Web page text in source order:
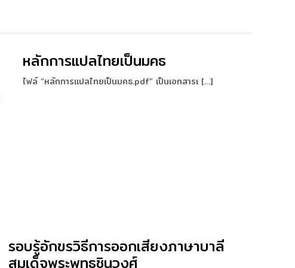
หลักการแปลไทยเป็นมคธ
ไฟล์ “หลักการแปลไทยเป็นมคธ.pdf” เป็นเอกสารเ […]
รอบรู้อักขรวิธีการออกเสียงภาษาบาลี
สมเด็จพระพุทธชินวงศ์